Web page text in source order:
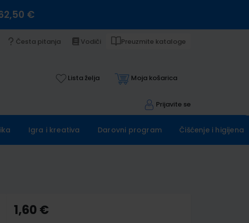
€
Česta pitanja Vodiči Preuzmite kataloge
Lista želja Moja košarica
Prijavite se
Igra i kreativa Darovni program Čišćenje i higijena
1,60 €